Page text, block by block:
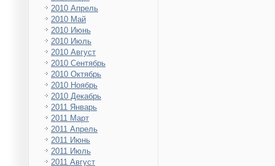
2010 Апрель
2010 Май
2010 Июнь
2010 Июль
2010 Август
2010 Сентябрь
2010 Октябрь
2010 Ноябрь
2010 Декабрь
2011 Январь
2011 Март
2011 Апрель
2011 Июнь
2011 Июль
2011 Август